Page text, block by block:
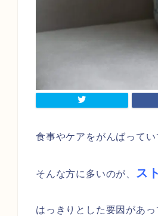
食事やケアをがんばって
そんな方に多いのが、 ス
はっきりとした要因があ